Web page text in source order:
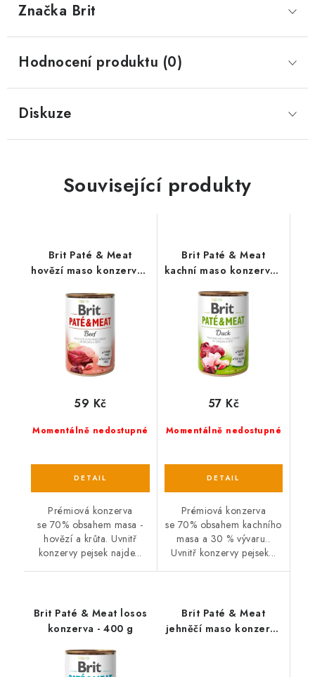
Značka Brit
Hodnocení produktu (0)
Diskuze
Související produkty
Brit Paté & Meat
hovězí maso konzerva -
Momentálně nedostupné
59 Kč
Prémiová konzerva
se 70% obsahem masa -
hovězí a krůta. Uvnitř
konzervy pejsek najde...
Brit Paté & Meat
kachní maso konzerva -
Momentálně nedostupné
57 Kč
Prémiová konzerva
se 70% obsahem kachního
masa a 30 % vývaru..
Uvnitř konzervy pejsek...
Brit Paté & Meat losos
konzerva - 400 g
Brit Paté & Meat
jehněčí maso konzerva